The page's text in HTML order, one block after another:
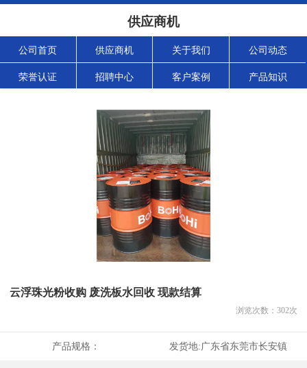
供应商机
公司首页 供应商机 关于我们 公司动态
荣誉认证 招聘中心 客户案例 产品知识
云浮珠光粉收购 废洗板水回收 现款结算
浏览次数： 302次
产品规格： 发货地:广东省东莞市长安镇